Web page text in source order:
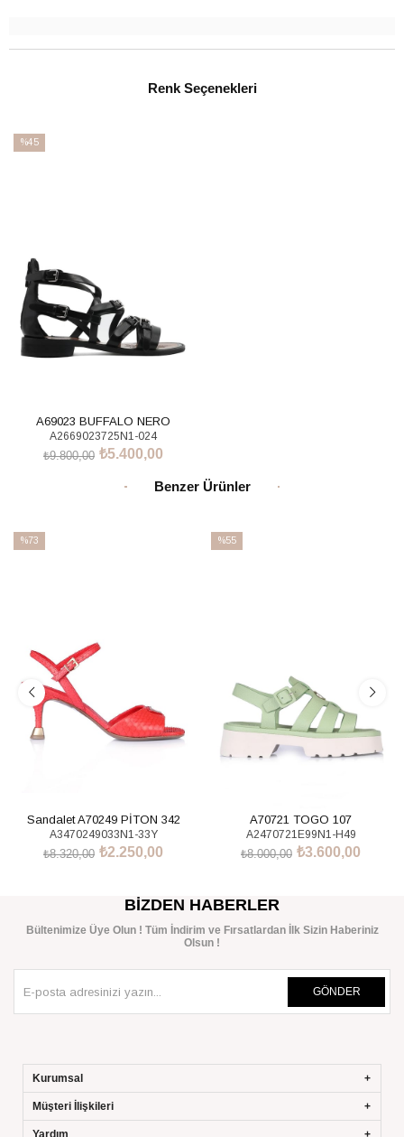
Renk Seçenekleri
%45
A69023 BUFFALO NERO
A2669023725N1-024
₺5.400,00
₺9.800,00
Benzer Ürünler
%73
Sandalet A70249 PİTON 342
A3470249033N1-33Y
₺2.250,00
₺8.320,00
%55
A70721 TOGO 107
A2470721E99N1-H49
₺3.600,00
₺8.000,00
BIZDEN HABERLER
Bültenimize Üye Olun ! Tüm İndirim ve Fırsatlardan İlk Sizin Haberiniz
Olsun !
GÖNDER
Kurumsal
Müşteri İlişkileri
Yardım